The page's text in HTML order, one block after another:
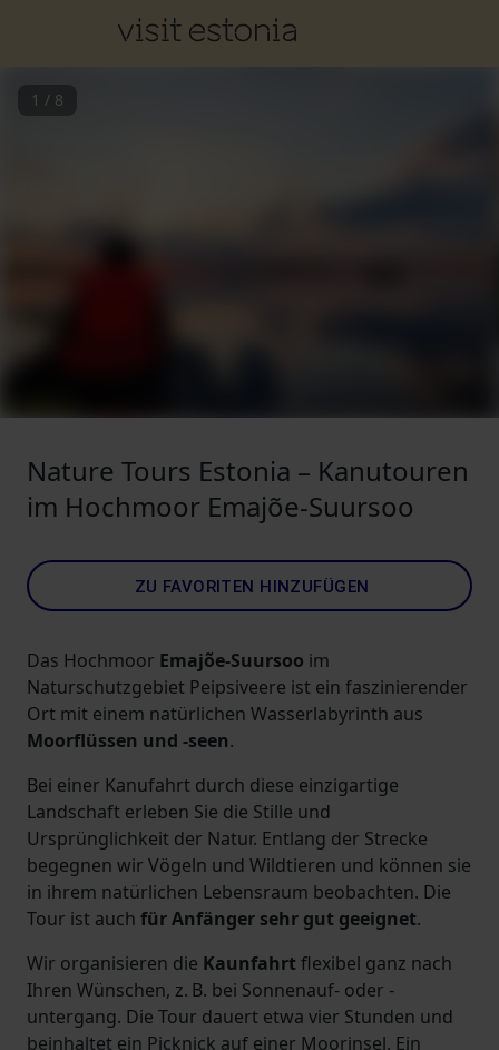
1 / 8
Nature Tours Estonia – Kanutouren
im Hochmoor Emajõe-Suursoo
ZU FAVORITEN HINZUFÜGEN
Das Hochmoor Emajõe-Suursoo im
Naturschutzgebiet Peipsiveere ist ein faszinierender
Ort mit einem natürlichen Wasserlabyrinth aus
Moorflüssen und -seen.
Bei einer Kanufahrt durch diese einzigartige
Landschaft erleben Sie die Stille und
Ursprünglichkeit der Natur. Entlang der Strecke
begegnen wir Vögeln und Wildtieren und können sie
in ihrem natürlichen Lebensraum beobachten. Die
Tour ist auch für Anfänger sehr gut geeignet.
Wir organisieren die Kaunfahrtflexibel ganz nach
Ihren Wünschen, z. B. bei Sonnenauf- oder -
untergang. Die Tour dauert etwa vier Stunden und
beinhaltet ein Picknick auf einer Moorinsel. Ein